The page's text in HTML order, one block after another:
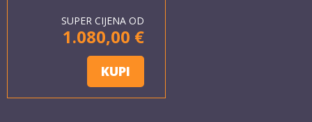
SUPER CIJENA OD
1.080,00 €
KUPI